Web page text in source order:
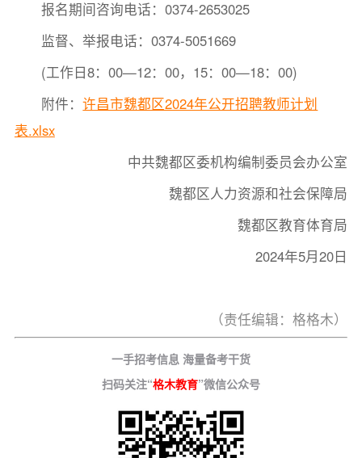
报名期间咨询电话：0374-2653025
监督、举报电话：0374-5051669
(工作日8：00—12：00，15：00—18：00)
附件：许昌市魏都区2024年公开招聘教师计划
表.xlsx
中共魏都区委机构编制委员会办公室
魏都区人力资源和社会保障局
魏都区教育体育局
2024年5月20日
（责任编辑：格格木）
一手招考信息 海量备考干货
扫码关注“格木教育”微信公众号